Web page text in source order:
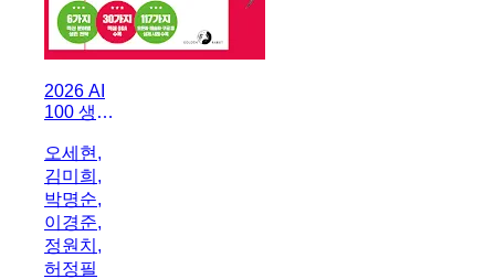
2026 AI
100 생존
드 쉴드
(SHIELD)
오세현,
김미희,
박명순,
이경준,
정원치,
허정필